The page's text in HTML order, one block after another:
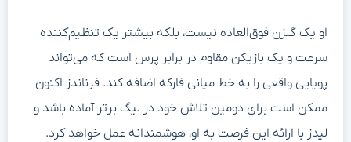
او یک گلزن فوق‌العاده نیست، بلکه بیشتر یک تنظیم‌کننده
سرعت و یک بازیکن مقاوم در برابر پرس است که می‌تواند
پویایی واقعی را به خط میانی فارکه اضافه کند. فرناندز اکنون
ممکن است برای دومین تلاش خود در لیگ برتر آماده باشد و
لیدز با ارائه این فرصت به او، هوشمندانه عمل خواهد کرد.